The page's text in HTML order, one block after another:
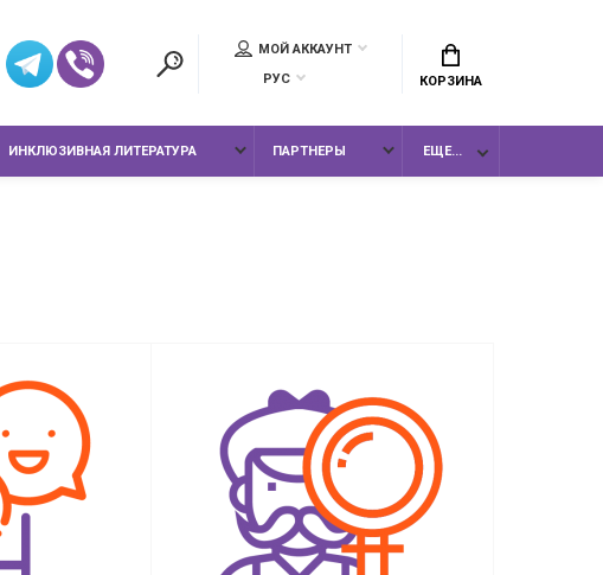
МОЙ АККАУНТ
РУС
КОРЗИНА
ИНКЛЮЗИВНАЯ ЛИТЕРАТУРА ПАРТНЕРЫ ЕЩЕ...